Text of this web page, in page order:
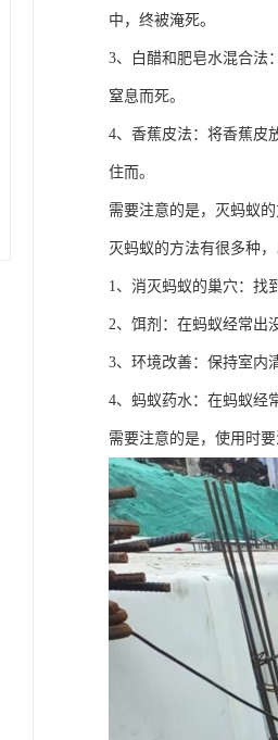
中，终被淹死。
3、白醋和肥皂水混合法
窒息而死。
4、香蕉皮法：将香蕉皮
住而。
需要注意的是，灭蚂蚁
灭蚂蚁的方法有很多种
1、消灭蚂蚁的巢穴：找
2、饵剂：在蚂蚁经常出
3、环境改善：保持室内
4、蚂蚁药水：在蚂蚁经
需要注意的是，使用时